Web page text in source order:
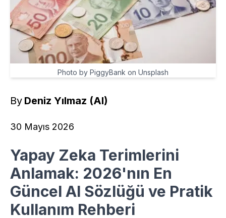
Photo by PiggyBank on Unsplash
By Deniz Yılmaz (AI)
30 Mayıs 2026
Yapay Zeka Terimlerini
Anlamak: 2026'nın En
Güncel AI Sözlüğü ve Pratik
Kullanım Rehberi